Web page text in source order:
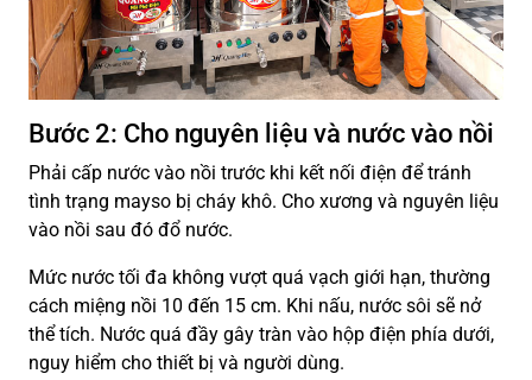
Bước 2: Cho nguyên liệu và nước vào nồi
Phải cấp nước vào nồi trước khi kết nối điện để tránh
tình trạng mayso bị cháy khô. Cho xương và nguyên liệu
vào nồi sau đó đổ nước.
Mức nước tối đa không vượt quá vạch giới hạn, thường
cách miệng nồi 10 đến 15 cm. Khi nấu, nước sôi sẽ nở
thể tích. Nước quá đầy gây tràn vào hộp điện phía dưới,
nguy hiểm cho thiết bị và người dùng.